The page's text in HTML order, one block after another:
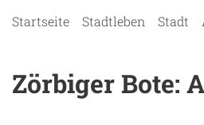
Startseite Stadtleben Stadt
Zörbiger Bote: